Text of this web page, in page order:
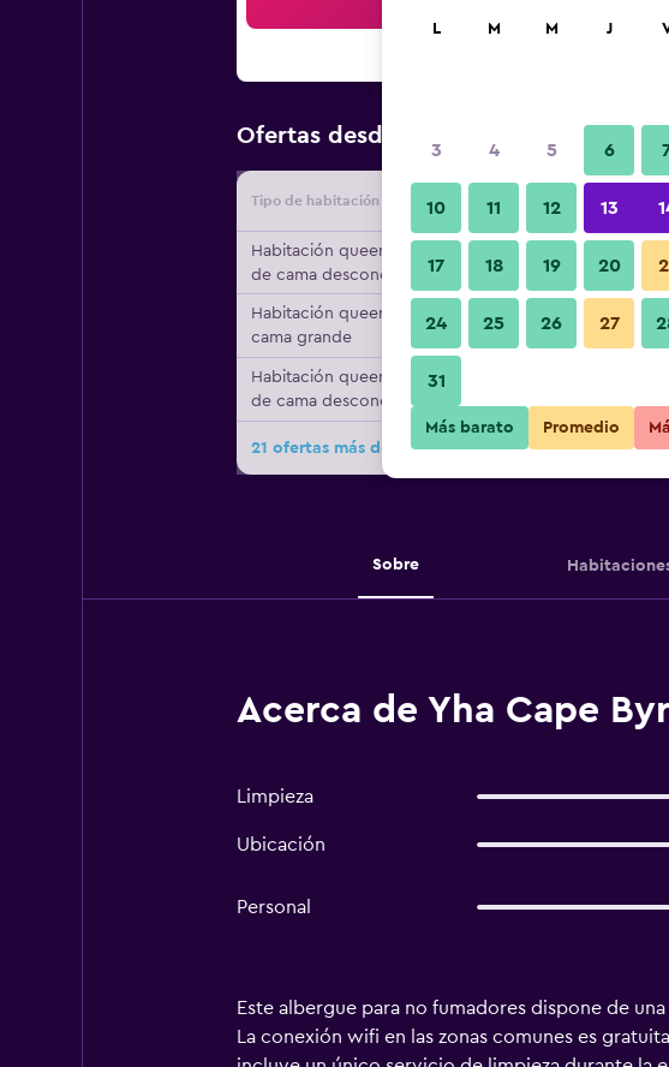
Ofertas desde Oferta más barata de
Tipo de habitación Proveedor Total noche
Habitación queen, tipo
de cama desconocido
$66
Habitación queen, 1
cama grande
$68
Habitación queen, tipo
de cama desconocido
21 ofertas más de Yha Cape Byron
Sobre
Acerca de Yha Cape
Limpieza
Ubicación
Personal
Este albergue para no fumadores dispone de
La conexión wifi en las zonas comunes es
L M M J
3 4 5 6
10 11 12 13
17 18 19 20
24 25 26 27
31
Más barato Promedio